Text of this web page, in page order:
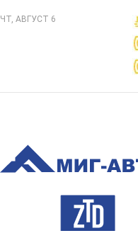
ЧТ, АВГУСТ 6